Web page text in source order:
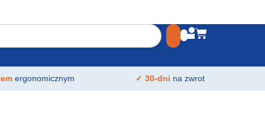
ergonomicznym ✓ 30-dni na zwrot